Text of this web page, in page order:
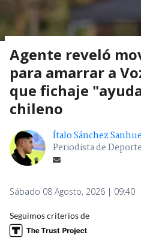
Agente reveló
para amarrar a
que fichaje
chileno
Ítalo Sánchez
Periodista de
Sábado 08 Agosto, 2026 | 09:40
Seguimos criterios de